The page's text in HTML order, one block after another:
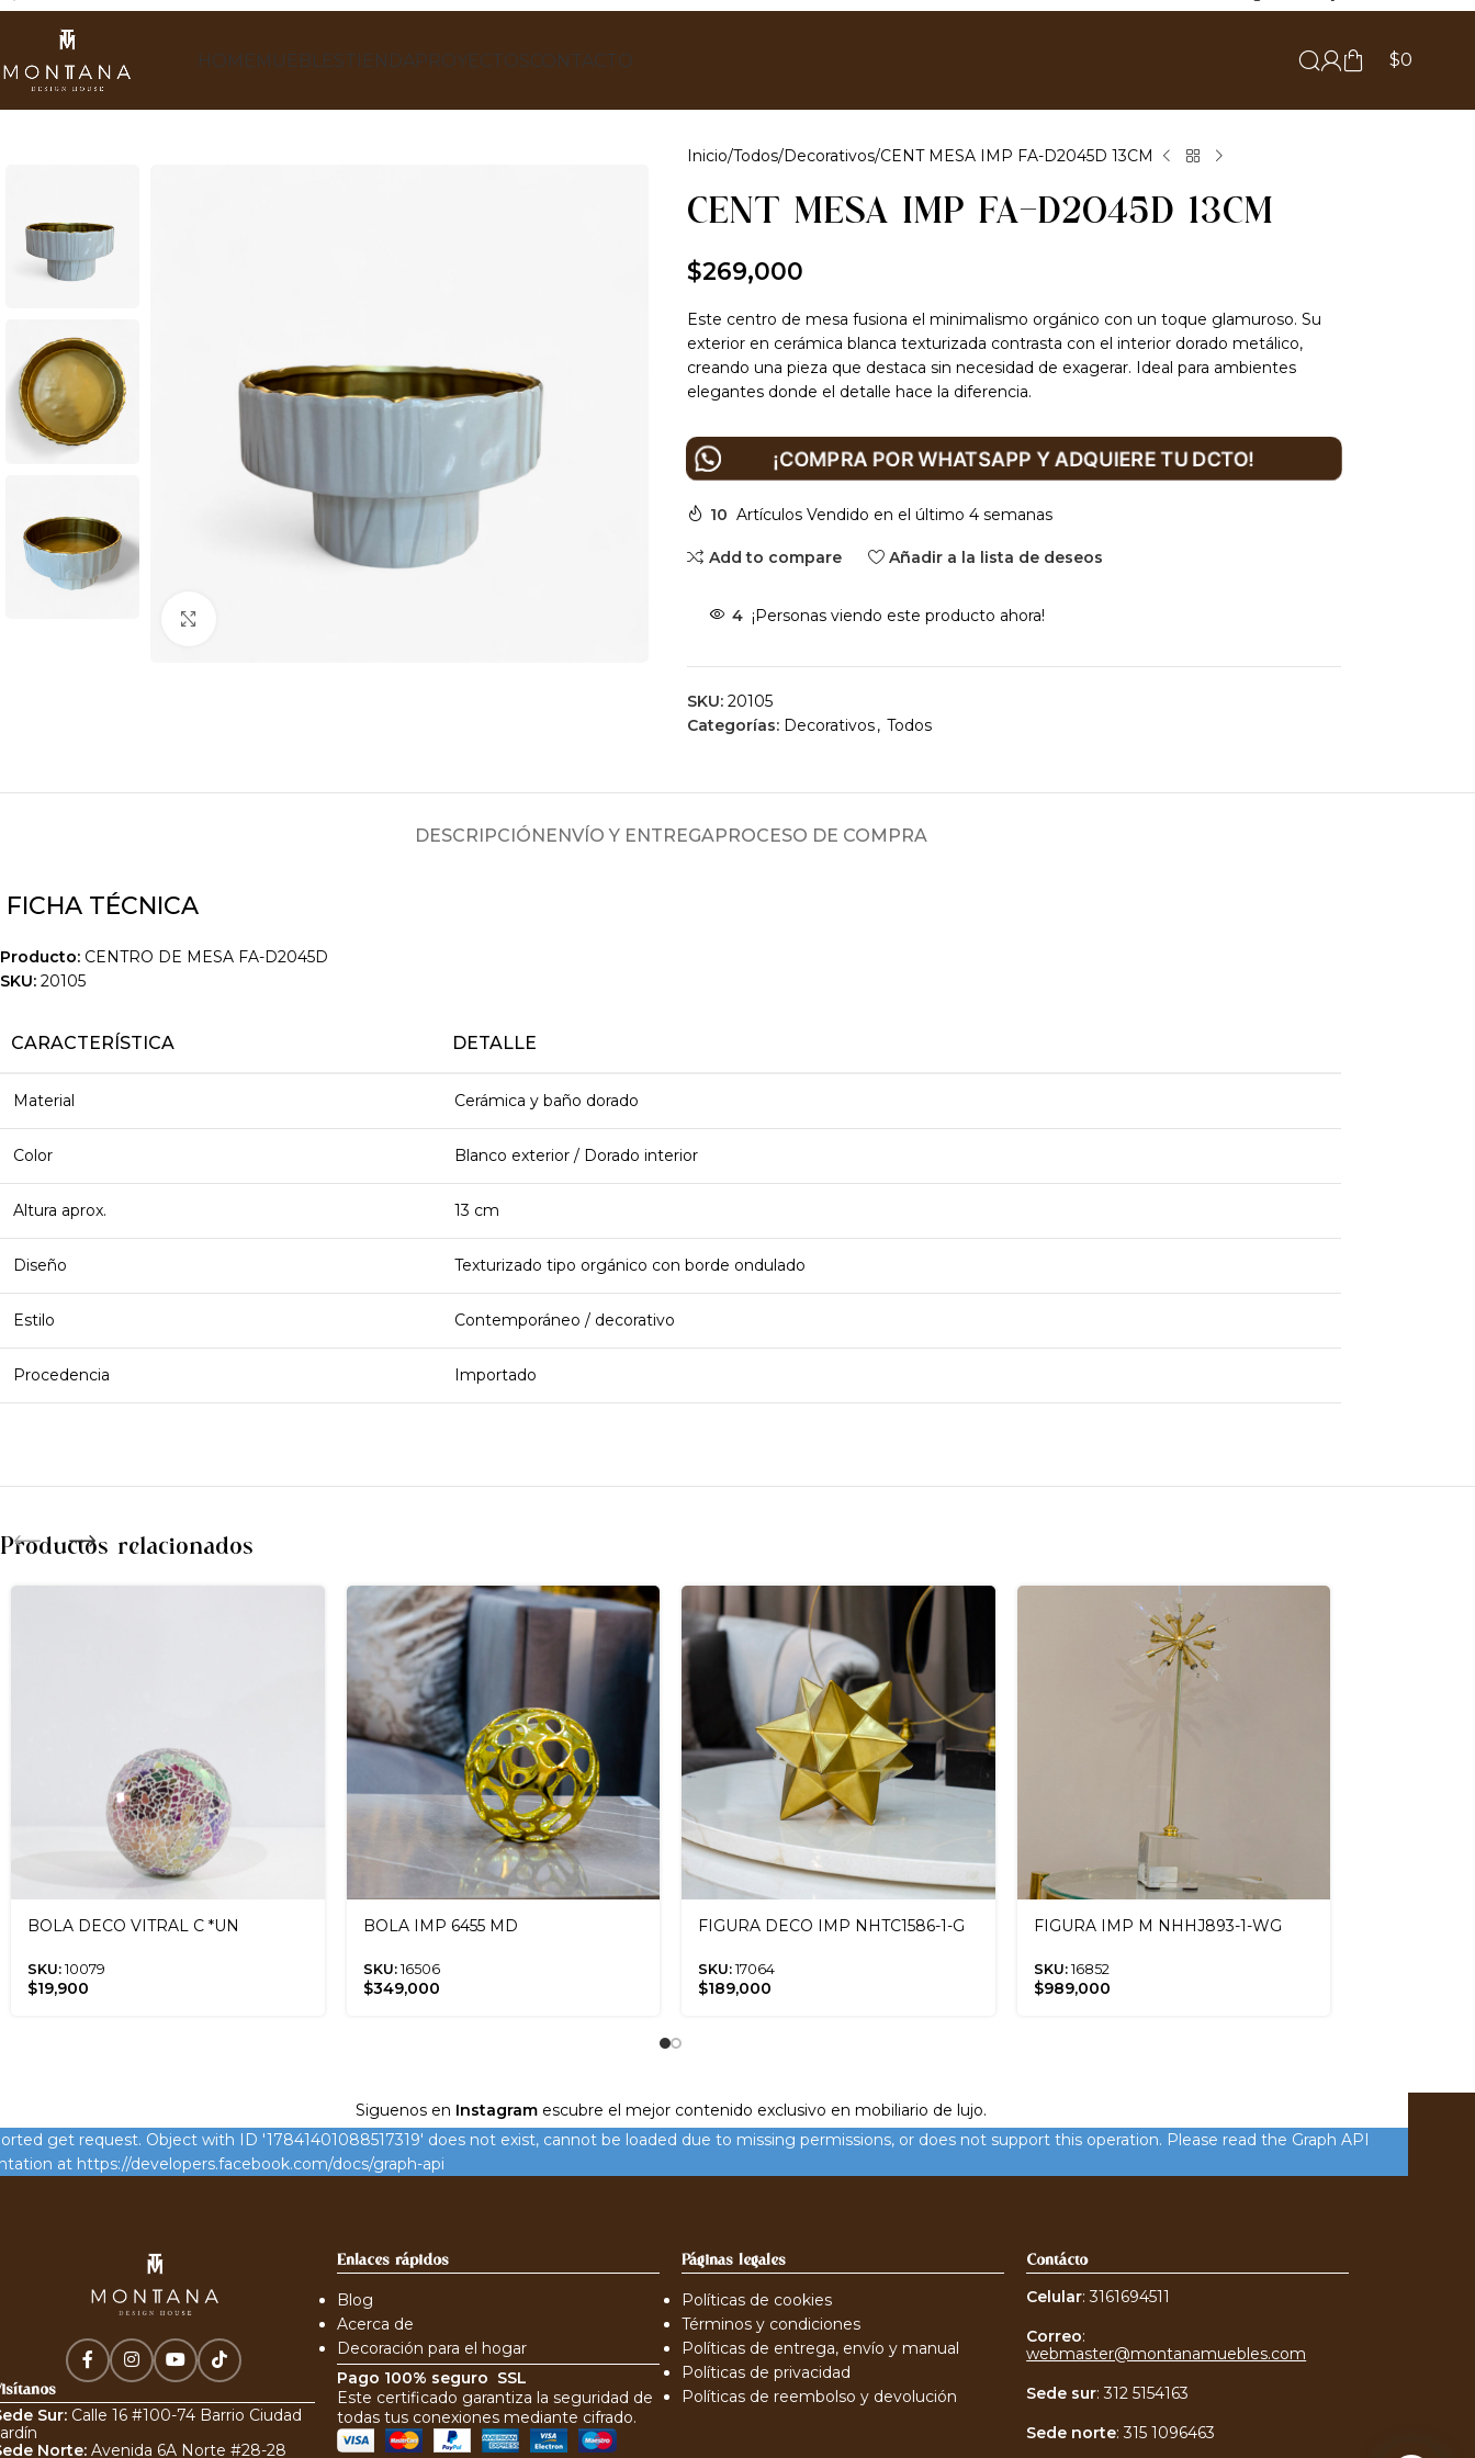
HOME MUEBLESTIENDAPROYECTOSCONTACTO $0
Inicio Todos Decorativos CENT MESA IMP FA-D2045D 13CM
CENT MESA IMP FA-D2045D 13CM
$269,000
Este centro de mesa fusiona el minimalismo orgánico con un toque glamuroso. Su
exterior en cerámica blanca texturizada contrasta con el interior dorado metálico,
creando una pieza que destaca sin necesidad de exagerar. Ideal para ambientes
elegantes donde el detalle hace la diferencia.
¡COMPRA POR WHATSAPP Y ADQUIERE TU DCTO!
10 Artículos Vendido en el último 4 semanas
Add to compare Añadir a la lista de deseos
4 ¡Personas viendo este producto ahora!
SKU: 20105
Categorías: Decorativos, Todos
DESCRIPCIÓNENVÍO Y ENTREGAPROCESO DE COMPRA
FICHA TÉCNICA
Producto: CENTRO DE MESA FA-D2045D
SKU: 20105
CARACTERÍSTICA DETALLE
Material Cerámica y baño dorado
Color Blanco exterior / Dorado interior
Altura aprox. 13 cm
Diseño Texturizado tipo orgánico con borde ondulado
Estilo Contemporáneo / decorativo
Procedencia Importado
Productos relacionados
BOLA DECO VITRAL C *UN
SKU: 10079
$19,900
BOLA IMP 6455 MD
SKU: 16506
$349,000
FIGURA DECO IMP NHTC1586-1-G
SKU: 17064
$189,000
FIGURA IMP M NHHJ893-1-WG
SKU: 16852
$989,000
Siguenos en Instagramescubre el mejor contenido exclusivo en mobiliario de lujo.
get request. Object with ID '17841401088517319' does not exist, cannot be loaded due to missing permissions, or does not support this operation. Please read the Graph API
at https://developers.facebook.com/docs/graph-api
Sur:Calle 16 #100-74 Barrio Ciudad
Norte:Avenida 6A Norte #28-28
Enlaces rápidos
Blog
Acerca de
Decoración para el hogar
Pago 100% seguro SSL
Este certificado garantiza la seguridad de
todas tus conexiones mediante cifrado.
Páginas legales
Políticas de cookies
Términos y condiciones
Políticas de entrega, envío y manual
Políticas de privacidad
Políticas de reembolso y devolución
Contácto
Celular: 3161694511
Correo:
webmaster@montanamuebles.com
Sede sur:312 5154163
Sede norte:315 1096463